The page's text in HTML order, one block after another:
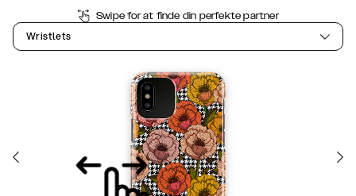
Swipe for at finde din perfekte partner
Wristlets